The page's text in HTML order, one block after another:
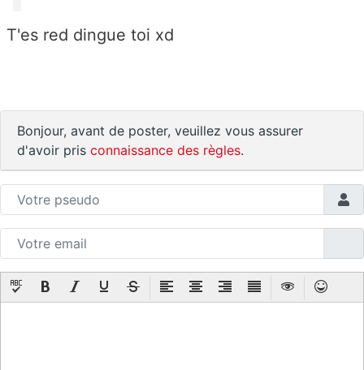
T'es red dingue toi xd
Bonjour, avant de poster, veuillez vous assurer
d'avoir pris connaissance des règles.